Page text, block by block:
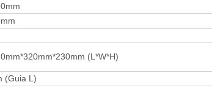
(L*W*H)
(Guia L)